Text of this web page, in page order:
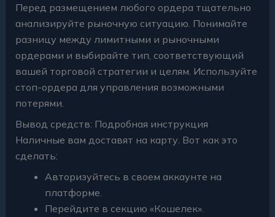
Перед размещением любого ордера тщательно
анализируйте рыночную ситуацию. Понимайте
разницу между лимитными и рыночными
ордерами и выбирайте тип, соответствующий
вашей торговой стратегии и целям. Используйте
стоп-ордера для управления возможными
потерями.
Вывод средств: Подробная инструкция
Наличные вам доставят на карту. Вот как это
сделать:
Авторизуйтесь в своем аккаунте на
платформе.
Перейдите в секцию «Кошелек».